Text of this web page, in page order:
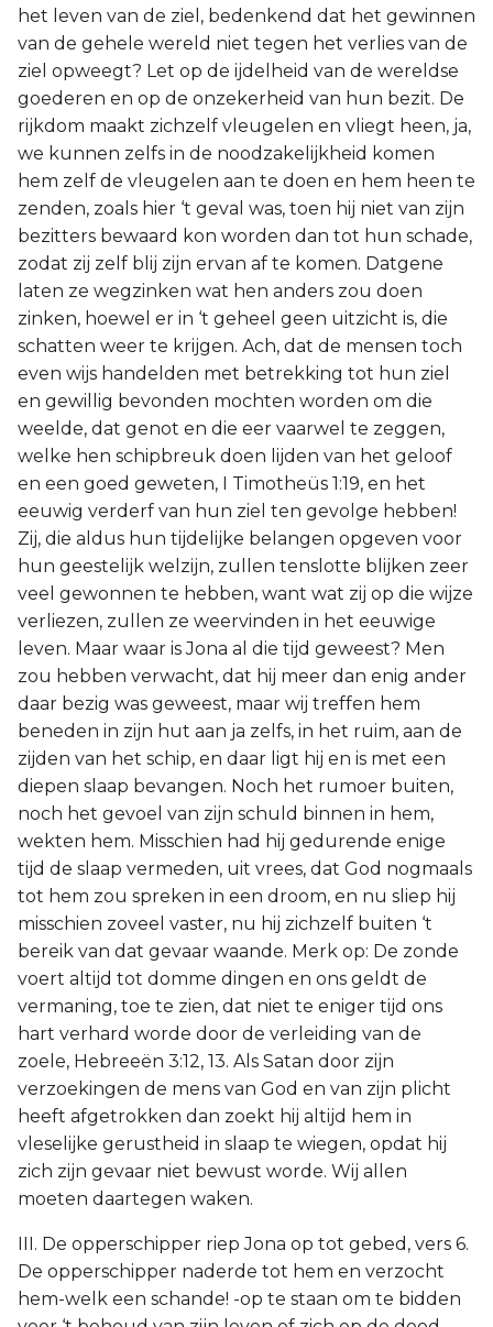
het leven van de ziel, bedenkend dat het gewinnen
van de gehele wereld niet tegen het verlies van de
ziel opweegt? Let op de ijdelheid van de wereldse
goederen en op de onzekerheid van hun bezit. De
rijkdom maakt zichzelf vleugelen en vliegt heen, ja,
we kunnen zelfs in de noodzakelijkheid komen
hem zelf de vleugelen aan te doen en hem heen te
zenden, zoals hier ‘t geval was, toen hij niet van zijn
bezitters bewaard kon worden dan tot hun schade,
zodat zij zelf blij zijn ervan af te komen. Datgene
laten ze wegzinken wat hen anders zou doen
zinken, hoewel er in ‘t geheel geen uitzicht is, die
schatten weer te krijgen. Ach, dat de mensen toch
even wijs handelden met betrekking tot hun ziel
en gewillig bevonden mochten worden om die
weelde, dat genot en die eer vaarwel te zeggen,
welke hen schipbreuk doen lijden van het geloof
en een goed geweten, I Timotheüs 1:19, en het
eeuwig verderf van hun ziel ten gevolge hebben!
Zij, die aldus hun tijdelijke belangen opgeven voor
hun geestelijk welzijn, zullen tenslotte blijken zeer
veel gewonnen te hebben, want wat zij op die wijze
verliezen, zullen ze weervinden in het eeuwige
leven. Maar waar is Jona al die tijd geweest? Men
zou hebben verwacht, dat hij meer dan enig ander
daar bezig was geweest, maar wij treffen hem
beneden in zijn hut aan ja zelfs, in het ruim, aan de
zijden van het schip, en daar ligt hij en is met een
diepen slaap bevangen. Noch het rumoer buiten,
noch het gevoel van zijn schuld binnen in hem,
wekten hem. Misschien had hij gedurende enige
tijd de slaap vermeden, uit vrees, dat God nogmaals
tot hem zou spreken in een droom, en nu sliep hij
misschien zoveel vaster, nu hij zichzelf buiten ‘t
bereik van dat gevaar waande. Merk op: De zonde
voert altijd tot domme dingen en ons geldt de
vermaning, toe te zien, dat niet te eniger tijd ons
hart verhard worde door de verleiding van de
zoele, Hebreeën 3:12, 13. Als Satan door zijn
verzoekingen de mens van God en van zijn plicht
heeft afgetrokken dan zoekt hij altijd hem in
vleselijke gerustheid in slaap te wiegen, opdat hij
zich zijn gevaar niet bewust worde. Wij allen
moeten daartegen waken.
III. De opperschipper riep Jona op tot gebed, vers 6.
De opperschipper naderde tot hem en verzocht
hem-welk een schande! -op te staan om te bidden